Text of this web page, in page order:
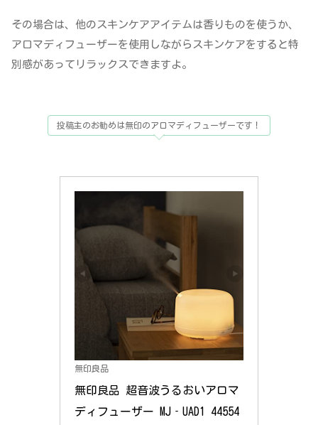
その場合は、他のスキンケアアイテムは香りものを使うか、
アロマディフューザーを使用しながらスキンケアをすると特
別感があってリラックスできますよ。
投稿主のお勧めは無印のアロマディフューザーです！
無印良品
無印良品 超音波うるおいアロマ
ディフューザー MJ‐UAD1 44554